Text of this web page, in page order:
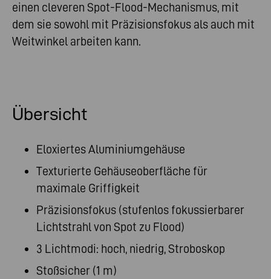
einen cleveren Spot-Flood-Mechanismus, mit
dem sie sowohl mit Präzisionsfokus als auch mit
Weitwinkel arbeiten kann.
Übersicht
Eloxiertes Aluminiumgehäuse
Texturierte Gehäuseoberfläche für
maximale Griffigkeit
Präzisionsfokus (stufenlos fokussierbarer
Lichtstrahl von Spot zu Flood)
3 Lichtmodi: hoch, niedrig, Stroboskop
Stoßsicher (1 m)